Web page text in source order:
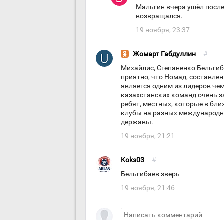
Мальгин вчера ушёл
возвращался.
19 ноября, 23:37
Жомарт Габдуллин #
Михайлис, Степаненко
приятно, что Номад,
является одним из лидеров
казахстанских команд очень
ребят, местных, которые в
клубы на разных
державы.
19 ноября, 21:21
Koks03 #
Бельгибаев зверь
19 ноября, 21:46